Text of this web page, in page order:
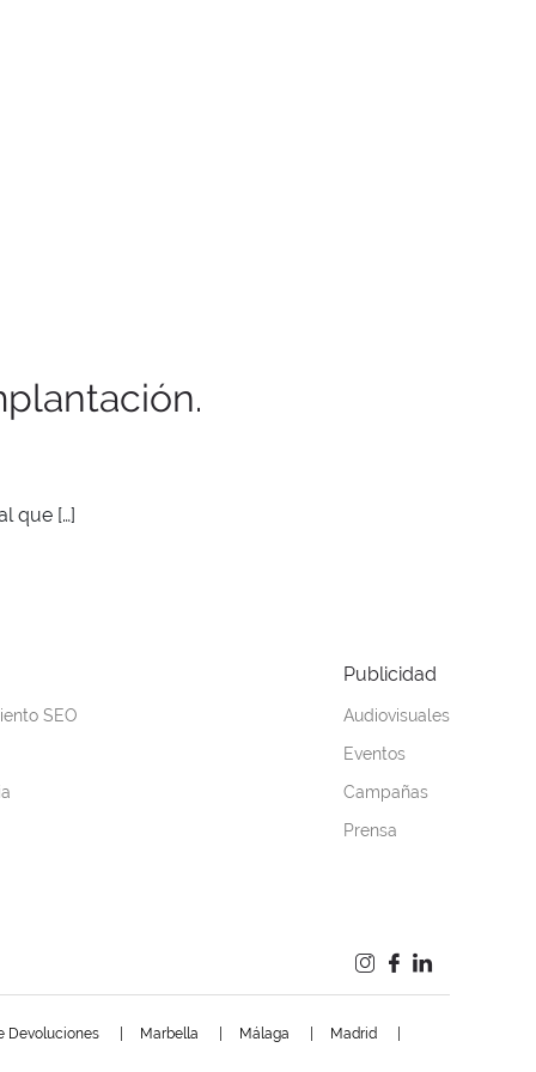
que […]
SEO
Publicidad
Audiovisuales
Eventos
Campañas
Prensa
Devoluciones Marbella Málaga Madrid